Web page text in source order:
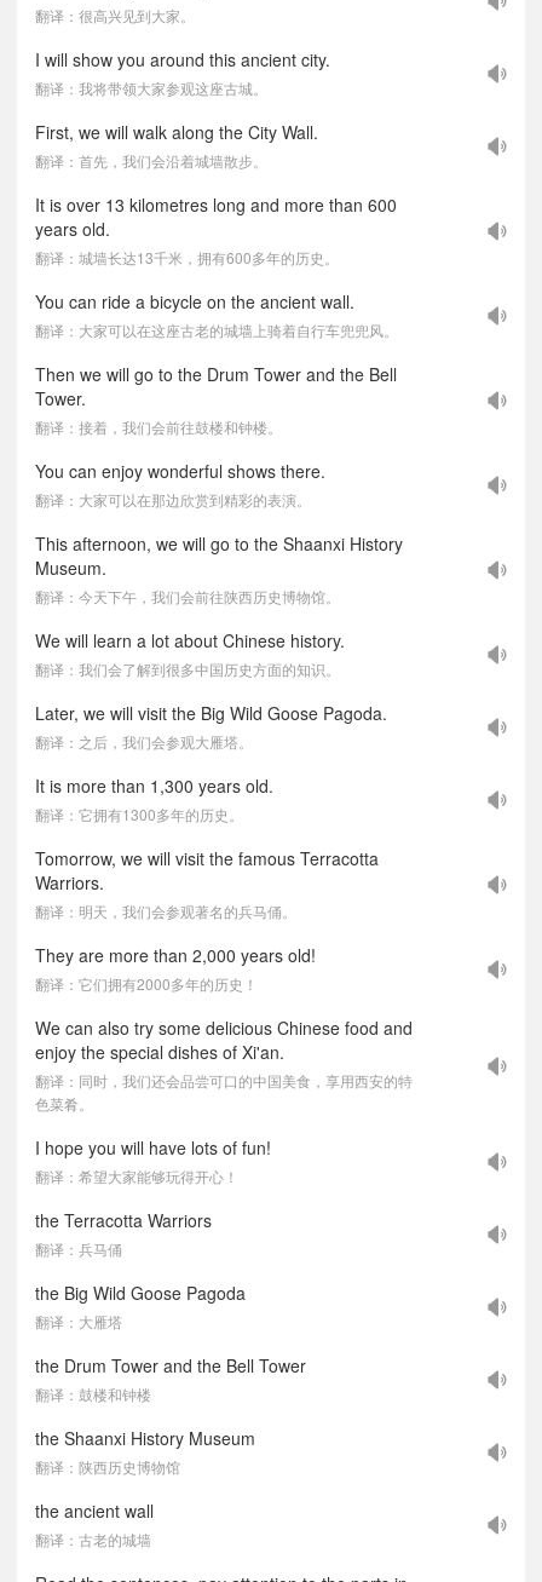
翻译：很高兴见到大家。
I will show you around this ancient city.
翻译：我将带领大家参观这座古城。
First, we will walk along the City Wall.
翻译：首先，我们会沿着城墙散步。
It is over 13 kilometres long and more than 600
years old.
翻译：城墙长达13千米，拥有600多年的历史。
You can ride a bicycle on the ancient wall.
翻译：大家可以在这座古老的城墙上骑着自行车兜兜风。
Then we will go to the Drum Tower and the Bell
Tower.
翻译：接着，我们会前往鼓楼和钟楼。
You can enjoy wonderful shows there.
翻译：大家可以在那边欣赏到精彩的表演。
This afternoon, we will go to the Shaanxi History
Museum.
翻译：今天下午，我们会前往陕西历史博物馆。
We will learn a lot about Chinese history.
翻译：我们会了解到很多中国历史方面的知识。
Later, we will visit the Big Wild Goose Pagoda.
翻译：之后，我们会参观大雁塔。
It is more than 1,300 years old.
翻译：它拥有1300多年的历史。
Tomorrow, we will visit the famous Terracotta
Warriors.
翻译：明天，我们会参观著名的兵马俑。
They are more than 2,000 years old!
翻译：它们拥有2000多年的历史！
We can also try some delicious Chinese food and
enjoy the special dishes of Xi'an.
翻译：同时，我们还会品尝可口的中国美食，享用西安的特
色菜肴。
I hope you will have lots of fun!
翻译：希望大家能够玩得开心！
the Terracotta Warriors
翻译：兵马俑
the Big Wild Goose Pagoda
翻译：大雁塔
the Drum Tower and the Bell Tower
翻译：鼓楼和钟楼
the Shaanxi History Museum
翻译：陕西历史博物馆
the ancient wall
翻译：古老的城墙